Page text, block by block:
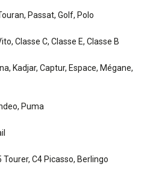
Passat, Golf, Polo
Classe C, Classe E, Classe B
Kadjar, Captur, Espace, Mégane,
Puma
Tourer, C4 Picasso, Berlingo